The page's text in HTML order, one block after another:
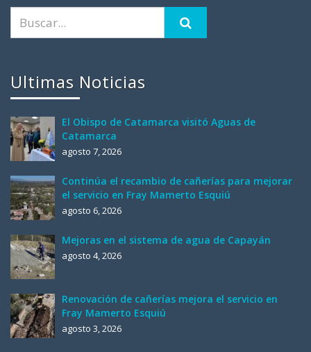
Ultimas Noticias
El Obispo de Catamarca visitó Aguas de
Catamarca
agosto 7, 2026
Continúa el recambio de cañerías para mejorar
el servicio en Fray Mamerto Esquiú
agosto 6, 2026
Mejoras en el sistema de agua de Capayán
agosto 4, 2026
Renovación de cañerías mejora el servicio en
Fray Mamerto Esquiú
agosto 3, 2026